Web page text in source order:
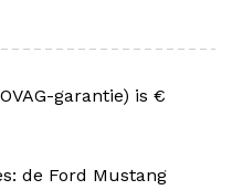
garantie) is €
de Ford Mustang